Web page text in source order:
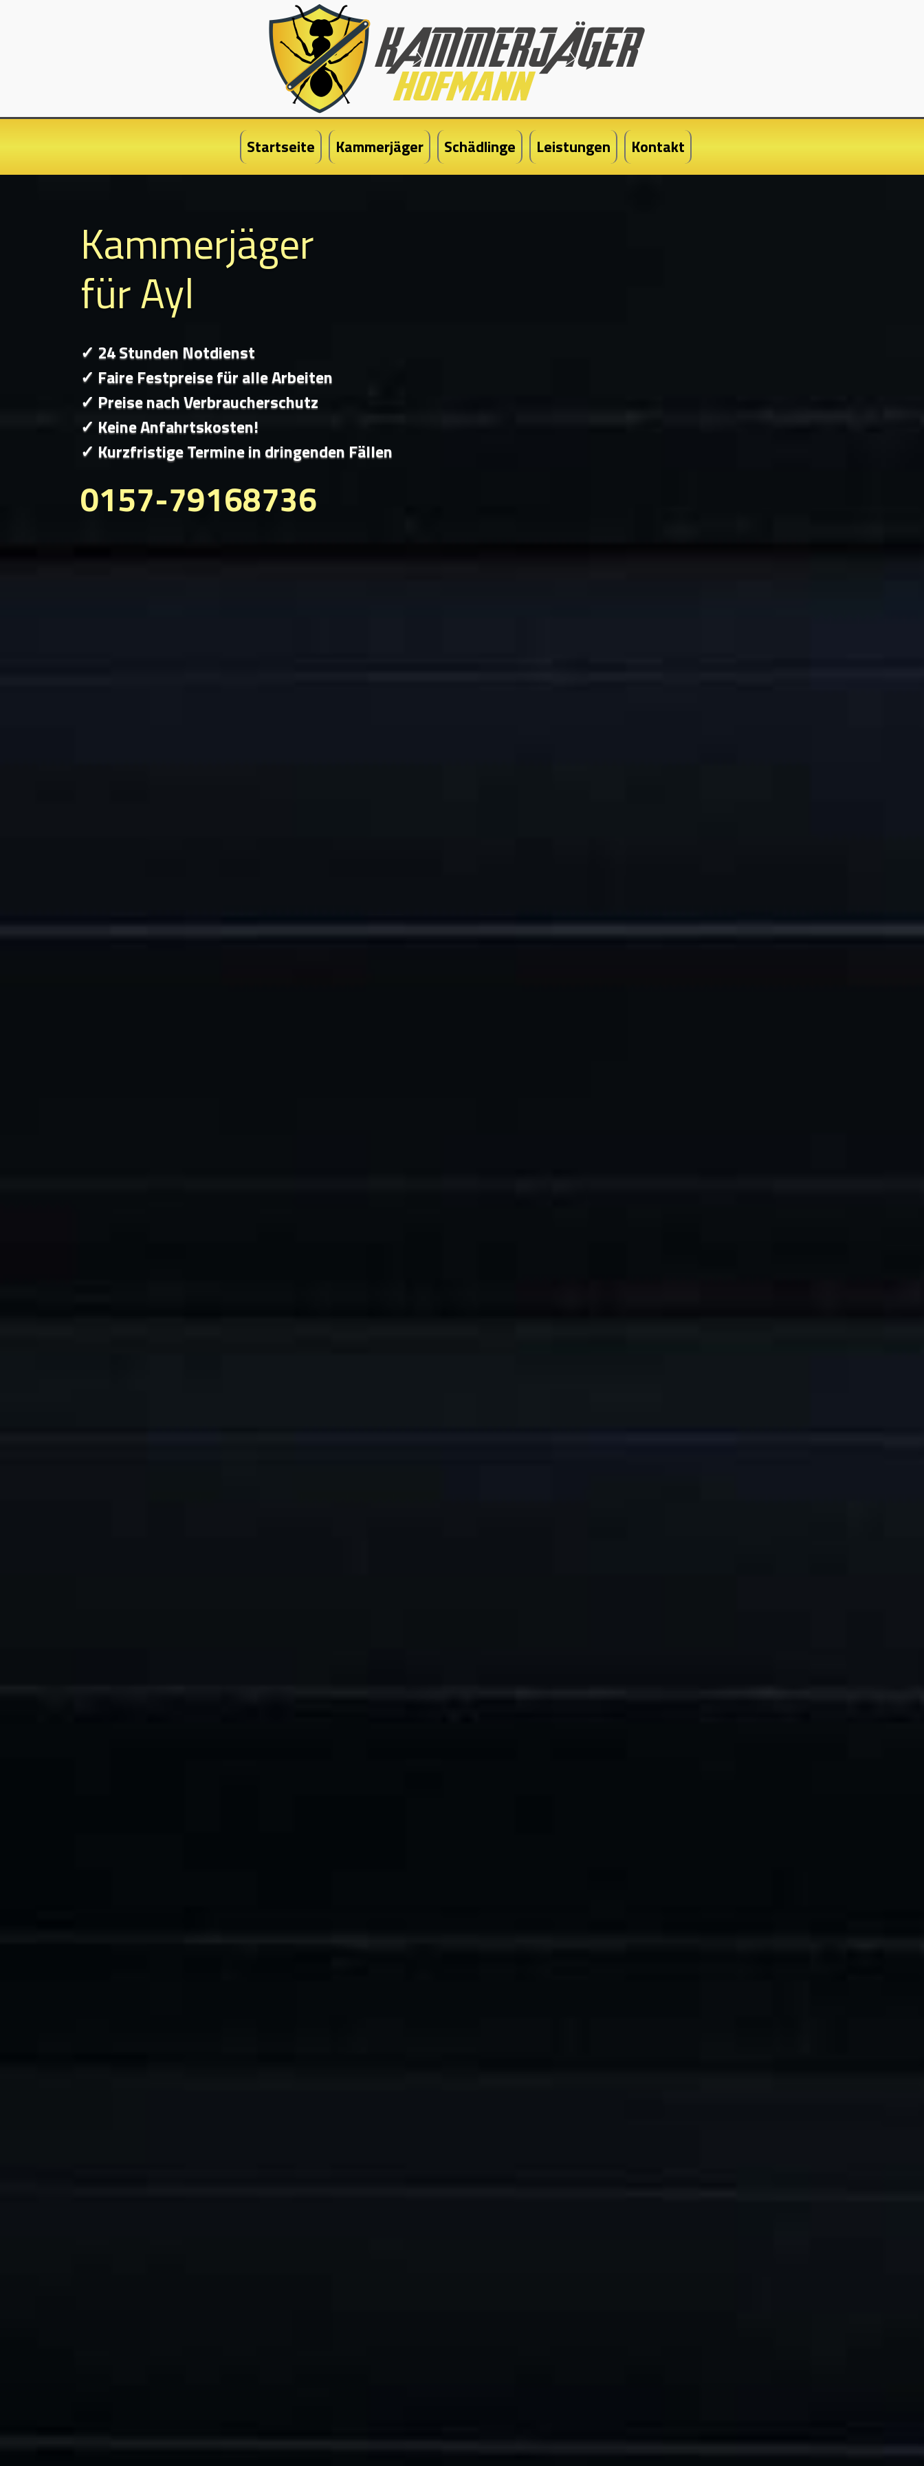
Startseite Kammerjäger Schädlinge Leistungen Kontakt
Kammerjäger
für Ayl
✓ 24 Stunden Notdienst
✓ Faire Festpreise für alle Arbeiten
✓ Preise nach Verbraucherschutz
✓ Keine Anfahrtskosten!
✓ Kurzfristige Termine in dringenden Fällen
0157-79168736